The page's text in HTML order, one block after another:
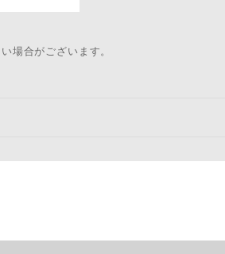
場合がございます。